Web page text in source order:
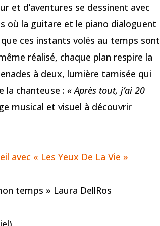
et d’aventures se dessinent avec
où la guitare et le piano dialoguent
ces instants volés au temps sont
réalisé, chaque plan respire la
à deux, lumière tamisée qui
la chanteuse : « Après tout, j’ai 20
musical et visuel à découvrir
avec « Les Yeux De La Vie »
temps » Laura DellRos